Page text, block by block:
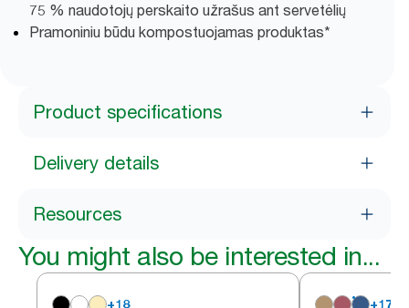
75 % naudotojų perskaito užrašus ant servetėlių
Pramoniniu būdu kompostuojamas produktas*
Product specifications
Delivery details
Resources
You might also be interested in...
+18 +17